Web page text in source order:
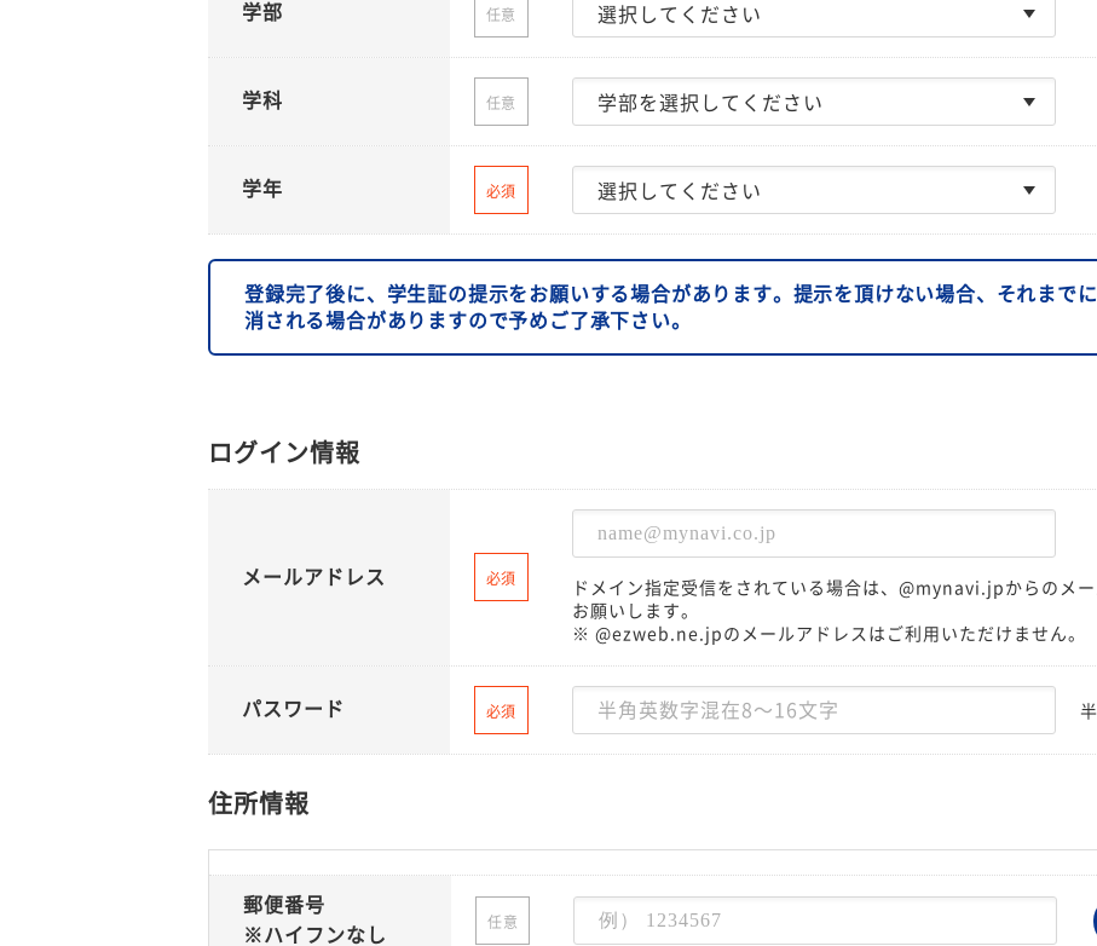
学部 任意
学科 任意
学年 必須
登録完了後に、学生証の提示をお願いする場合があります。提示を頂けない場合、それまで
消される場合がありますので予めご了承下さい。
ログイン情報
メールアドレス 必須
ドメイン指定受信をされている場合は、@mynavi.jpからのメ
お願いします。
※ @ezweb.ne.jpのメールアドレスはご利用いただけません。
パスワード 必須
住所情報
郵便番号
※ハイフンなし
任意